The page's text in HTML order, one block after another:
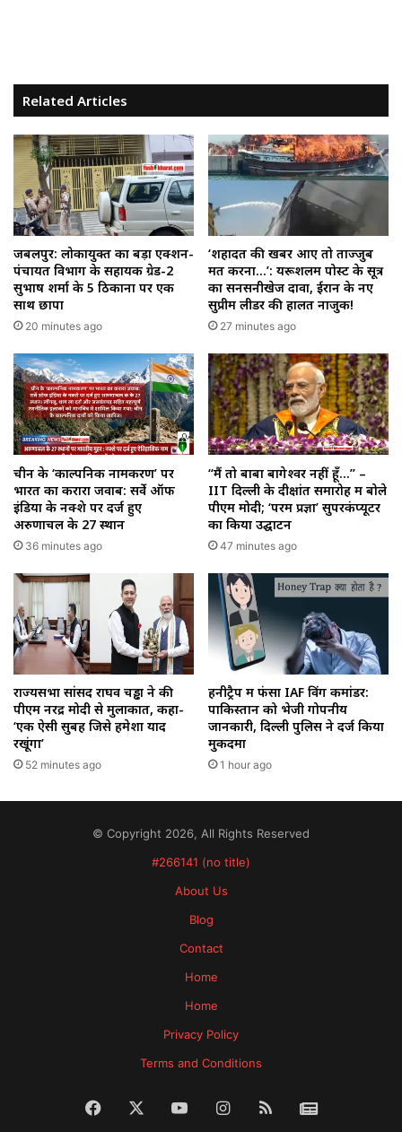
Related Articles
जबलपुर: लोकायुक्त का बड़ा एक्शन-
पंचायत विभाग के सहायक ग्रेड-2
सुभाष शर्मा के 5 ठिकानों पर एक
साथ छापा
20 minutes ago
‘शहादत की खबर आए तो ताज्जुब
मत करना…’: यरूशलम पोस्ट के सूत्र
का सनसनीखेज दावा, ईरान के नए
सुप्रीम लीडर की हालत नाजुक!
27 minutes ago
चीन के ‘काल्पनिक नामकरण’ पर
भारत का करारा जवाब: सर्वे ऑफ
इंडिया के नक्शे पर दर्ज हुए
अरुणाचल के 27 स्थान
36 minutes ago
“मैं तो बाबा बागेश्वर नहीं हूँ…” –
IIT दिल्ली के दीक्षांत समारोह में बोले
पीएम मोदी; ‘परम प्रज्ञा’ सुपरकंप्यूटर
का किया उद्घाटन
47 minutes ago
राज्यसभा सांसद राघव चड्ढा ने की
पीएम नरेंद्र मोदी से मुलाकात, कहा-
‘एक ऐसी सुबह जिसे हमेशा याद
रखूंगा’
52 minutes ago
हनीट्रैप में फंसा IAF विंग कमांडर:
पाकिस्तान को भेजी गोपनीय
जानकारी, दिल्ली पुलिस ने दर्ज किया
मुकदमा
1 hour ago
© Copyright 2026, All Rights Reserved
#266141 (no title)
About Us
Blog
Contact
Home
Home
Privacy Policy
Terms and Conditions
Facebook YouTubeInstagram
RSS News